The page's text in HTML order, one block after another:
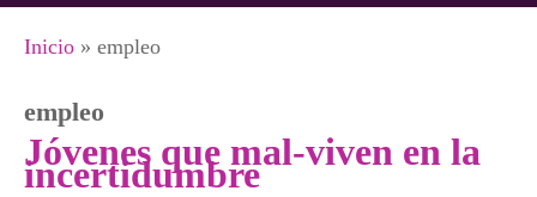
Se encuentra usted aquí
Inicio » empleo
empleo
Jóvenes que mal-viven en la
incertidumbre